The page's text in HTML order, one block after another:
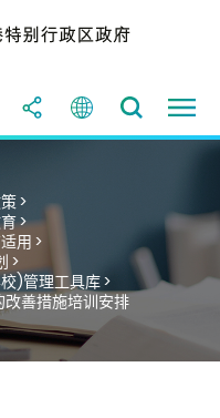
>
>
用 >
>
)管理工具库 >
善措施培训安排